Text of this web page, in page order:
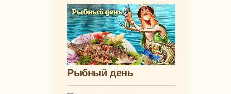
Рыбный день